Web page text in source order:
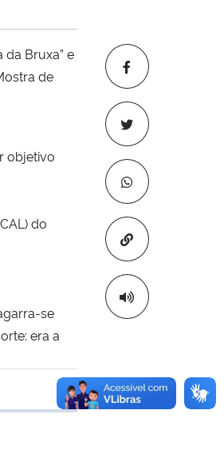
Copiar para
da Bruxa” e
de
objetivo
do
se
era a